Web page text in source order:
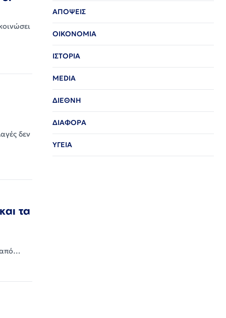
δεν
τα
από…
ΑΠΟΨΕΙΣ
ΟΙΚΟΝΟΜΙΑ
ΙΣΤΟΡΙΑ
MEDIA
ΔΙΕΘΝΗ
ΔΙΑΦΟΡΑ
ΥΓΕΙΑ